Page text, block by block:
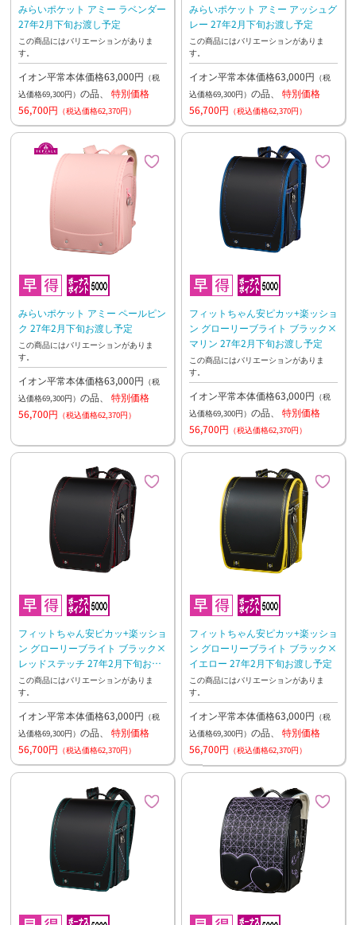
みらいポケット アミー ラベンダー
27年2月下旬お渡し予定
この商品にはバリエーションがありま
す。
イオン平常本体価格63,000円 （税
込価格69,300円） の品、 特別価格
56,700円 （税込価格62,370円）
みらいポケット アミー アッシュグ
レー 27年2月下旬お渡し予定
この商品にはバリエーションがありま
す。
イオン平常本体価格63,000円 （税
込価格69,300円） の品、 特別価格
56,700円 （税込価格62,370円）
みらいポケット アミー ペールピン
ク 27年2月下旬お渡し予定
この商品にはバリエーションがありま
す。
イオン平常本体価格63,000円 （税
込価格69,300円） の品、 特別価格
56,700円 （税込価格62,370円）
フィットちゃん安ピカッ+楽ッショ
ン グローリーブライト ブラック×
マリン 27年2月下旬お渡し予定
この商品にはバリエーションがありま
す。
イオン平常本体価格63,000円 （税
込価格69,300円） の品、 特別価格
56,700円 （税込価格62,370円）
フィットちゃん安ピカッ+楽ッショ
ン グローリーブライト ブラック×
レッドステッチ 27年2月下旬お渡
し予定
この商品にはバリエーションがありま
す。
イオン平常本体価格63,000円 （税
込価格69,300円） の品、 特別価格
56,700円 （税込価格62,370円）
フィットちゃん安ピカッ+楽ッショ
ン グローリーブライト ブラック×
イエロー 27年2月下旬お渡し予定
この商品にはバリエーションがありま
す。
イオン平常本体価格63,000円 （税
込価格69,300円） の品、 特別価格
56,700円 （税込価格62,370円）